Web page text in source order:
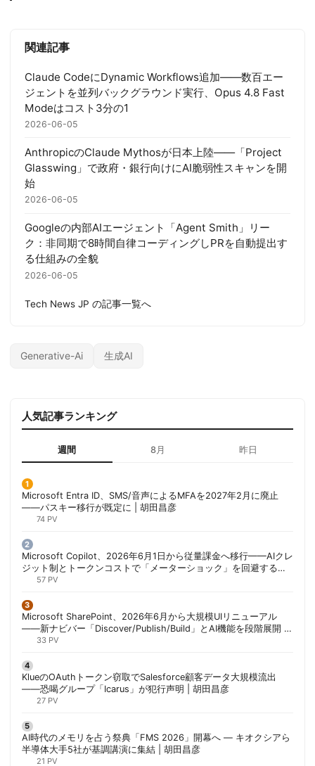
関連記事
Claude CodeにDynamic Workflows追加——数百エー
ジェントを並列バックグラウンド実行、Opus 4.8 Fast
Modeはコスト3分の1
2026-06-05
AnthropicのClaude Mythosが日本上陸——「Project
Glasswing」で政府・銀行向けにAI脆弱性スキャンを開
始
2026-06-05
Googleの内部AIエージェント「Agent Smith」リー
ク：非同期で8時間自律コーディングしPRを自動提出す
る仕組みの全貌
2026-06-05
Tech News JP の記事一覧へ
Generative-Ai 生成AI
人気記事ランキング
週間 8月 昨日
Microsoft Entra ID、SMS/音声によるMFAを2027年2月に廃止
——パスキー移行が既定に | 胡田昌彦
74 PV
Microsoft Copilot、2026年6月1日から従量課金へ移行——AIクレ
ジット制とトークンコストで「メーターショック」を回避する方
法 | 胡田昌彦
57 PV
Microsoft SharePoint、2026年6月から大規模UIリニューアル
——新ナビバー「Discover/Publish/Build」とAI機能を段階展開 |
胡田昌彦
33 PV
KlueのOAuthトークン窃取でSalesforce顧客データ大規模流出
——恐喝グループ「Icarus」が犯行声明 | 胡田昌彦
27 PV
AI時代のメモリを占う祭典「FMS 2026」開幕へ ― キオクシアら
半導体大手5社が基調講演に集結 | 胡田昌彦
21 PV